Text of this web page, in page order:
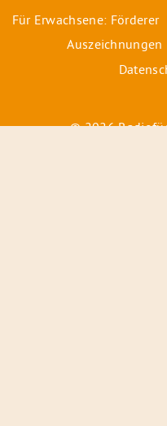
Für Erwachsene: Förderer
Auszeichnungen
© 2026